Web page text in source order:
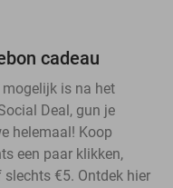
cadeau
is na het
Deal, gun je
helemaal! Koop
een paar klikken,
€5. Ontdek hier